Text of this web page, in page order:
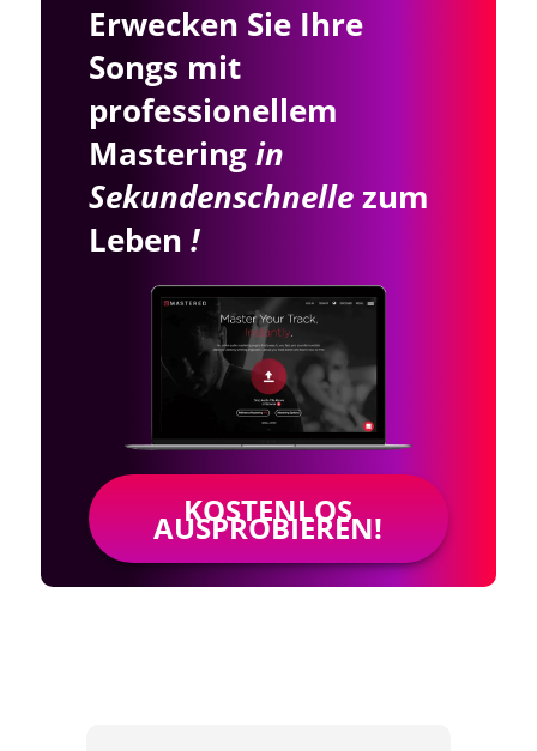
Erwecken Sie Ihre
Songs mit
professionellem
Masteringin
Sekundenschnellezum
Leben !
KOSTENLOS
AUSPROBIEREN!